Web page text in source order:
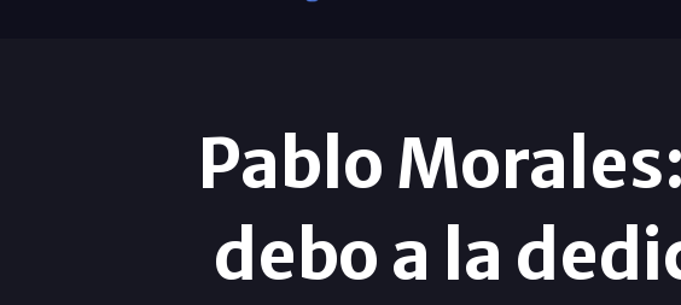
Pablo
debo a la